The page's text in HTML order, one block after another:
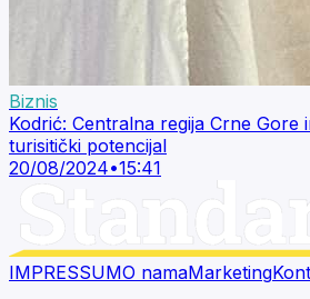
Biznis
Kodrić: Centralna regija Crne Gore
turisitički potencijal
20/08/2024•15:41
IMPRESSUMO namaMarketing